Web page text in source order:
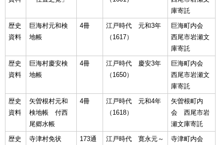
庫寄託
歴史
資料
巨海村元和検
地帳
4冊
江戸時代 元和3年
（1617）
巨海町内会
西尾市岩瀬文
庫寄託
歴史
資料
巨海村慶安検
地帳
4冊
江戸時代 慶安3年
（1650）
巨海町内会
西尾市岩瀬文
庫寄託
歴史
資料
矢曽根村元和
検地帳 付西
尾郷水帳
4冊
江戸時代 元和4年
（1618）
矢曽根町内
会 西尾市岩
瀬文庫寄託
歴史
寺津村免状 173通
江戸時代 寛永元～
寺津町内会